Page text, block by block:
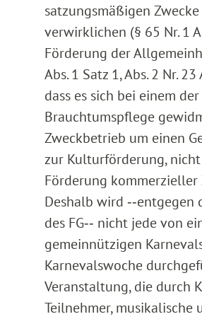
satzungsmäßigen
verwirklichen (§ 65 Nr. 1
Förderung der
Abs. 1 Satz 1, Abs. 2 Nr.
dass es sich bei einem der
Brauchtumspflege
Zweckbetrieb um einen
zur Kulturförderung,
Förderung kommerzieller
Deshalb wird ‑‑entgegen
des FG‑‑ nicht jede von
gemeinnützigen
Karnevalswoche
Veranstaltung, die durch
Teilnehmer, musikalische